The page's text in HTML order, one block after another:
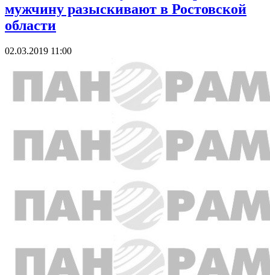
мужчину разыскивают в Ростовской
области
02.03.2019 11:00